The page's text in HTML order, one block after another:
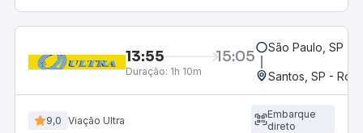
13:55 15:05
Duração: 1h 10m
São Paulo, SP -
Santos, SP -
9,0 Viação Ultra
Embarque
direto